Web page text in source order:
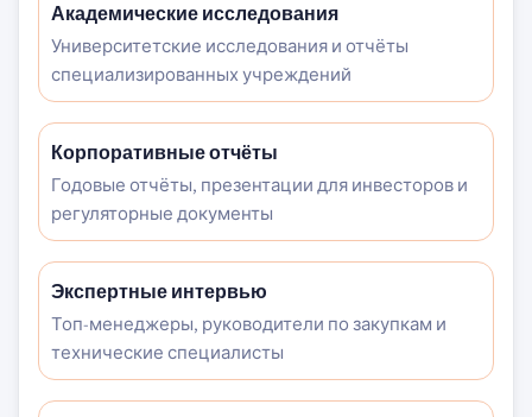
Академические исследования
Университетские исследования и отчёты
специализированных учреждений
Корпоративные отчёты
Годовые отчёты, презентации для инвесторов и
регуляторные документы
Экспертные интервью
Топ-менеджеры, руководители по закупкам и
технические специалисты